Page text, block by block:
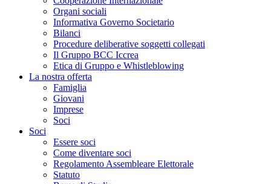
Organi sociali
Informativa Governo Societario
Bilanci
Procedure deliberative soggetti collegati
Il Gruppo BCC Iccrea
Etica di Gruppo e Whistleblowing
La nostra offerta
Famiglia
Giovani
Imprese
Soci
Soci
Essere soci
Come diventare soci
Regolamento Assembleare Elettorale
Statuto